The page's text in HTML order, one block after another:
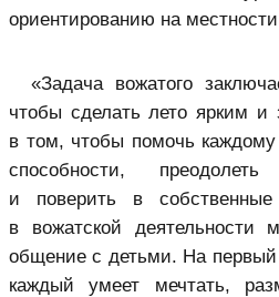
ориентированию на
«Задача вожатого
чтобы сделать лето ярким
в том, чтобы помочь каждому
способности,
и поверить в
в вожатской деятельности
общение с детьми. На первый
каждый умеет мечтать,